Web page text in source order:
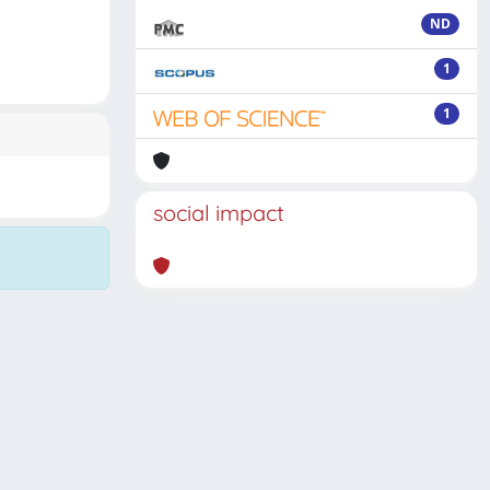
ND
1
1
social impact